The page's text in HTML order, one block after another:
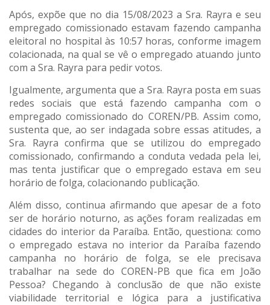
Após, expõe que no dia 15/08/2023 a Sra. Rayra e seu
empregado comissionado estavam fazendo campanha
eleitoral no hospital às 10:57 horas, conforme imagem
colacionada, na qual se vê o empregado atuando junto
com a Sra. Rayra para pedir votos.
Igualmente, argumenta que a Sra. Rayra posta em suas
redes sociais que está fazendo campanha com o
empregado comissionado do COREN/PB. Assim como,
sustenta que, ao ser indagada sobre essas atitudes, a
Sra. Rayra confirma que se utilizou do empregado
comissionado, confirmando a conduta vedada pela lei,
mas tenta justificar que o empregado estava em seu
horário de folga, colacionando publicação.
Além disso, continua afirmando que apesar de a foto
ser de horário noturno, as ações foram realizadas em
cidades do interior da Paraíba. Então, questiona: como
o empregado estava no interior da Paraíba fazendo
campanha no horário de folga, se ele precisava
trabalhar na sede do COREN-PB que fica em João
Pessoa? Chegando à conclusão de que não existe
viabilidade territorial e lógica para a justificativa